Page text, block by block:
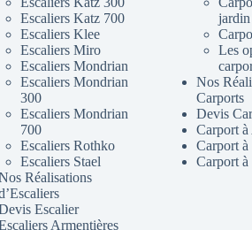
Escaliers Katz 700
Escaliers Klee
Escaliers Miro
Escaliers Mondrian
Escaliers Mondrian
300
Escaliers Mondrian
700
Escaliers Rothko
Escaliers Stael
Réalisations
Escalier
Armentières
jardin
Les
Nos
Carports
Devis
Carport à
Carport à
Carport